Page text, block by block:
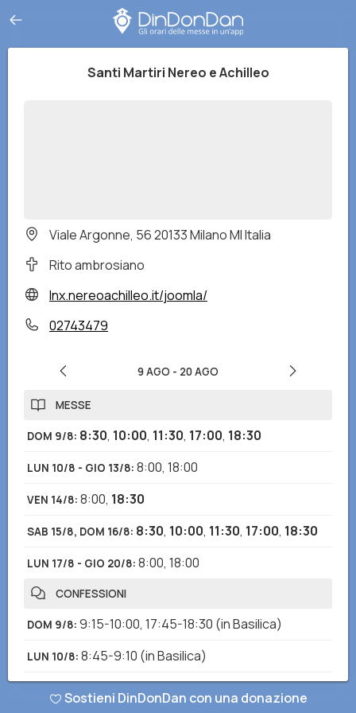
Santi Martiri Nereo e Achilleo
Viale Argonne, 56 20133 Milano MI Italia
Rito ambrosiano
lnx.nereoachilleo.it/joomla/
02743479
9 AGO - 20 AGO
MESSE
DOM 9/8: 8:30, 10:00, 11:30, 17:00, 18:30
LUN 10/8 - GIO 13/8: 8:00, 18:00
VEN 14/8: 8:00, 18:30
SAB 15/8, DOM 16/8: 8:30, 10:00, 11:30, 17:00, 18:30
LUN 17/8 - GIO 20/8: 8:00, 18:00
CONFESSIONI
DOM 9/8: 9:15-10:00, 17:45-18:30 (in Basilica)
LUN 10/8: 8:45-9:10 (in Basilica)
8:00-10:00(in Duomo)
Sostieni DinDonDan con una donazione